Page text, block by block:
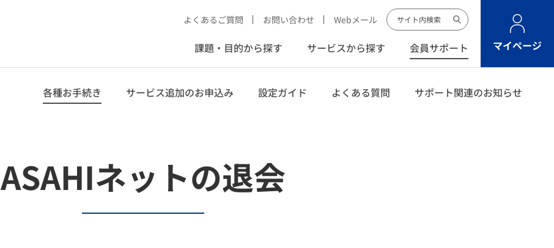
よくあるご質問 お問い合わせ Webメール
課題・目的から探す サービスから探す 会員サポート マイページ
各種お手続き サービス追加のお申込み 設定ガイド よくある質問 サポート関連のお知らせ
ASAHIネットの退会